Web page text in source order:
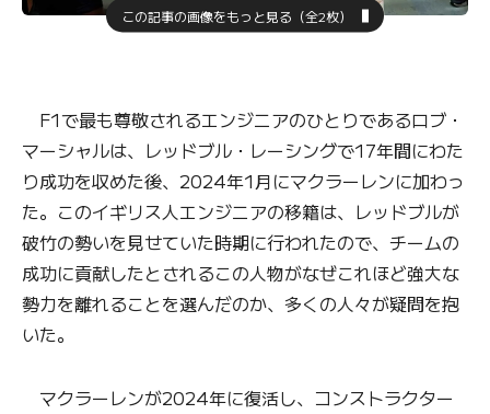
この記事の画像をもっと見る（全2枚）
F1で最も尊敬されるエンジニアのひとりであるロブ・
マーシャルは、レッドブル・レーシングで17年間にわた
り成功を収めた後、2024年1月にマクラーレンに加わっ
た。このイギリス人エンジニアの移籍は、レッドブルが
破竹の勢いを見せていた時期に行われたので、チームの
成功に貢献したとされるこの人物がなぜこれほど強大な
勢力を離れることを選んだのか、多くの人々が疑問を抱
いた。
マクラーレンが2024年に復活し、コンストラクター